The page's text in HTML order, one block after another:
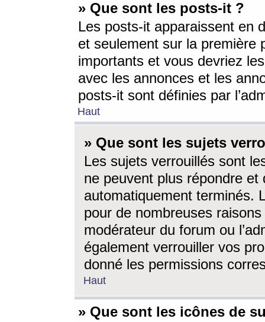
» Que sont les posts-it ?
Les posts-it apparaissent en
et seulement sur la première
importants et vous devriez
avec les annonces et les
posts-it sont définies par
Haut
» Que sont les sujets
Les sujets verrouillés sont
ne peuvent plus répondre
automatiquement terminés.
pour de nombreuses
modérateur du forum ou
également verrouiller vos
donné les permissions
Haut
» Que sont les icônes de